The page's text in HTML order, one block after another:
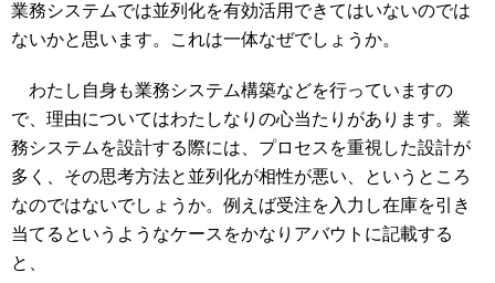
業務システムでは並列化を有効活用できてはいないのでは
ないかと思います。これは一体なぜでしょうか。
わたし自身も業務システム構築などを行っていますの
で、理由についてはわたしなりの心当たりがあります。業
務システムを設計する際には、プロセスを重視した設計が
多く、その思考方法と並列化が相性が悪い、というところ
なのではないでしょうか。例えば受注を入力し在庫を引き
当てるというようなケースをかなりアバウトに記載する
と、